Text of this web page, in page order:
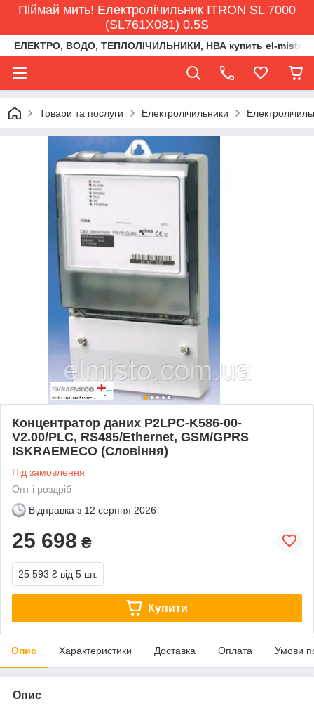
Піймай мить! Електролічильник ITRON SL 7000
(SL761X081) 0.5S
ЕЛЕКТРО, ВОДО, ТЕПЛОЛІЧИЛЬНИКИ, НВА купить el-
Товари та послуги Електролічильники
Концентратор даних P2LPC-K586-00-
V2.00/PLC, RS485/Ethernet, GSM/GPRS
ISKRAEMECO (Словіння)
Під замовлення
Опт і роздріб
Відправка з 12 серпня 2026
25 698 ₴
25 593 ₴ від 5 шт.
Купити
Опис Характеристики Доставка Оплата Умови
Опис